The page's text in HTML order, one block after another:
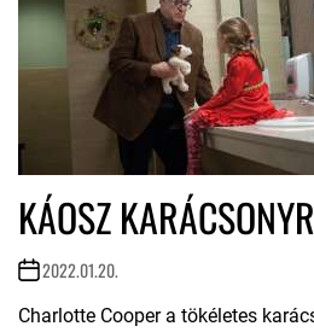
KÁOSZ
2022.01.20.
Charlotte Cooper a tökéletes